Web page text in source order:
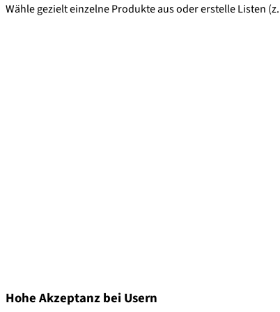
Wähle gezielt einzelne Produkte aus oder erstelle Listen
Hohe Akzeptanz bei Usern